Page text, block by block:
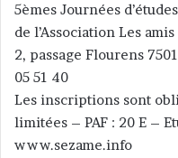
5èmes Journées
de l’Association Les
2, passage Flourens
05 51 40
Les inscriptions sont
limitées – PAF : 20 E –
www.sezame.info